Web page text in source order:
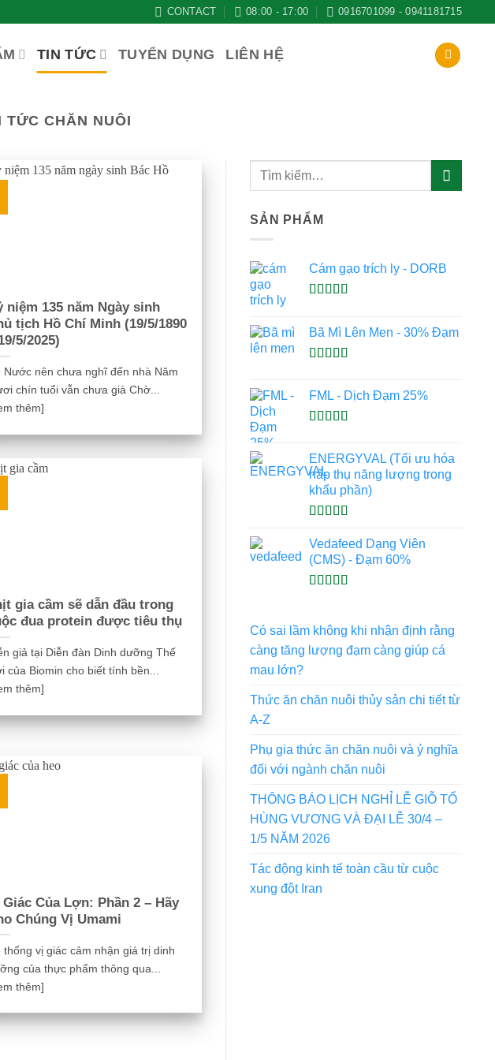
CONTACT 08:00 - 17:00 0916701099 - 0941181715
TIN TỨC TUYỂN DỤNG LIÊN HỆ
TỨC CHĂN NUÔI
niệm 135 năm Ngày sinh
tịch Hồ Chí Minh (19/5/1890
5/2025)
Nước nên chưa nghĩ đến nhà Năm
chín tuổi vẫn chưa già Chờ...
thêm]
gia cầm sẽ dẫn đầu trong
đua protein được tiêu thụ
giả tại Diễn đàn Dinh dưỡng Thế
của Biomin cho biết tính bền...
thêm]
Giác Của Lợn: Phần 2 – Hãy
Chúng Vị Umami
thống vị giác cảm nhận giá trị dinh
của thực phẩm thông qua...
thêm]
SẢN PHẨM
Cám gạo trích ly - DORB
sao
Bã Mì Lên Men - 30% Đạm
sao
FML - Dịch Đạm 25%
sao
ENERGYVAL (Tối ưu hóa
hấp thụ năng lượng trong
khẩu phần)
hạng5.005
sao
Vedafeed Dạng Viên
(CMS) - Đạm 60%
sao
Có sai lầm không khi nhận định rằng
càng tăng lượng đạm càng giúp cá
mau lớn?
Thức ăn chăn nuôi thủy sản chi tiết từ
A-Z
Phụ gia thức ăn chăn nuôi và ý nghĩa
đối với ngành chăn nuôi
THÔNG BÁO LỊCH NGHỈ LỄ GIỖ TỔ
HÙNG VƯƠNG VÀ ĐẠI LỄ 30/4 –
1/5 NĂM 2026
Tác động kinh tế toàn cầu từ cuộc
xung đột Iran